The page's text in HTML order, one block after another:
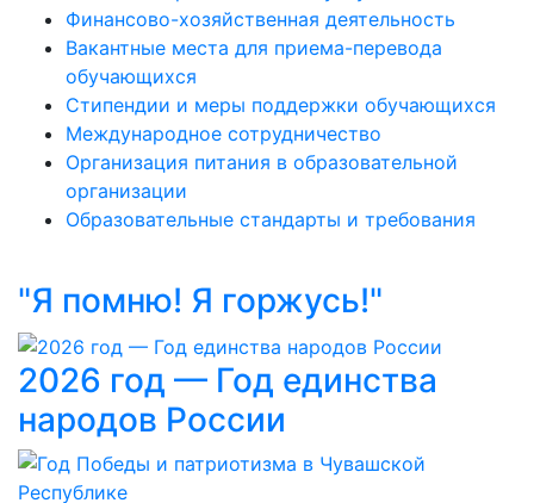
Финансово-хозяйственная деятельность
Вакантные места для приема-перевода
обучающихся
Стипендии и меры поддержки обучающихся
Международное сотрудничество
Организация питания в образовательной
организации
Образовательные стандарты и требования
"Я помню! Я горжусь!"
2026 год — Год единства
народов России